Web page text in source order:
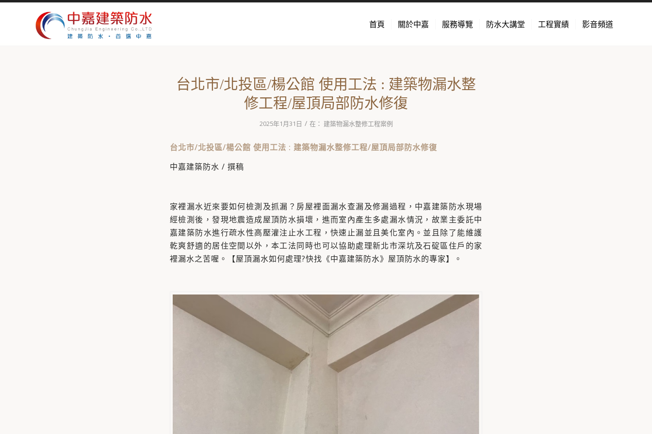
首頁 關於中嘉 服務導覽 防水大講堂 工程實績 影音頻道
台北市/北投區/楊公館 使用工法 : 建築物漏水整
修工程/屋頂局部防水修復
2025年1月31日 / 在： 建築物漏水整修工程案例
台北市/北投區/楊公館 使用工法 : 建築物漏水整修工程/屋頂局部防水修復
中嘉建築防水 / 撰稿
家裡漏水近來要如何檢測及抓漏？房屋裡面漏水查漏及修漏過程，中嘉建築防水現場
經檢測後，發現地震造成屋頂防水損壞，進而室內產生多處漏水情況，故業主委託中
嘉建築防水進行疏水性高壓灌注止水工程，快速止漏並且美化室內。並且除了能維護
乾爽舒適的居住空間以外，本工法同時也可以協助處理新北市深坑及石碇區住戶的家
裡漏水之苦喔。【屋頂漏水如何處理?快找《中嘉建築防水》屋頂防水的專家】。